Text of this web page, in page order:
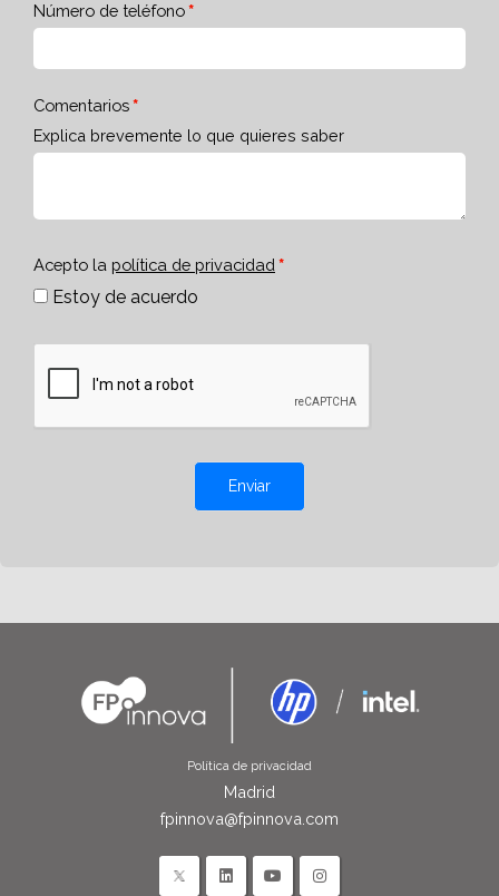
Número de teléfono
Comentarios
Explica brevemente lo que quieres saber
Acepto la política de privacidad
Estoy de acuerdo
Enviar
Política de privacidad
Madrid
fpinnova@fpinnova.com